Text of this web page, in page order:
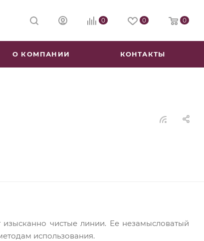
0 0 0
О КОМПАНИИ КОНТАКТЫ
чистые линии. Ее незамысловатый
использования.